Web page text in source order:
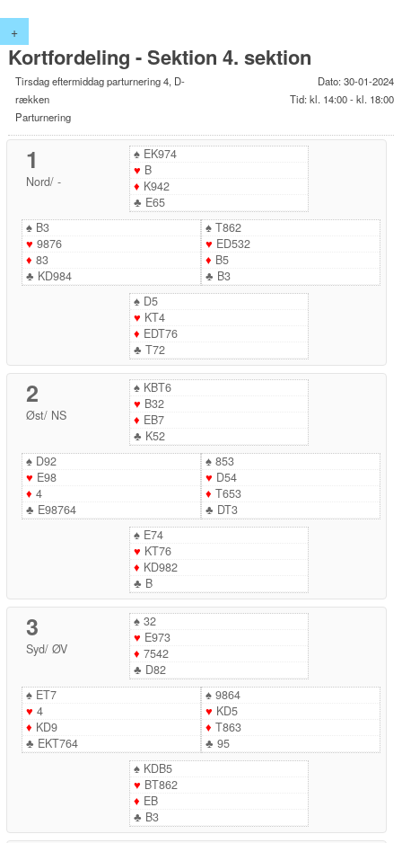
+
Kortfordeling - Sektion 4. sektion
Tirsdag eftermiddag parturnering 4, D-
rækken
Parturnering
Dato: 30-01-2024
Tid: kl. 14:00 - kl. 18:00
1
Nord/ -
♠EK974
♥ B
♦ K942
♣ E65
♠B3
♥ 9876
♦ 83
♣ KD984
♠T862
♥ ED532
♦ B5
♣ B3
♠D5
♥ KT4
♦ EDT76
♣ T72
2
Øst/ NS
♠KBT6
♥ B32
♦ EB7
♣ K52
♠D92
♥ E98
♦ 4
♣ E98764
♠853
♥ D54
♦ T653
♣ DT3
♠E74
♥ KT76
♦ KD982
♣ B
3
Syd/ ØV
♠32
♥ E973
♦ 7542
♣ D82
♠ET7
♥ 4
♦ KD9
♣ EKT764
♠9864
♥ KD5
♦ T863
♣ 95
♠KDB5
♥ BT862
♦ EB
♣ B3